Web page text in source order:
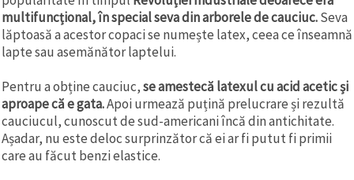
multifuncțional, în special seva din arborele de cauciuc.Seva
lăptoasă a acestor copaci se numește latex, ceea ce înseamnă
lapte sau asemănător laptelui.
Pentru a obține cauciuc,se amestecă latexul cu acid acetic și
aproape că e gata.Apoi urmează puțină prelucrare și rezultă
cauciucul, cunoscut de sud-americani încă din antichitate.
Așadar, nu este deloc surprinzător că ei ar fi putut fi primii
care au făcut benzi elastice.